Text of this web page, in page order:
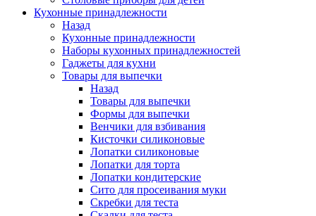
Кухонные принадлежности
Назад
Кухонные принадлежности
Наборы кухонных принадлежностей
Гаджеты для кухни
Товары для выпечки
Назад
Товары для выпечки
Формы для выпечки
Венчики для взбивания
Кисточки силиконовые
Лопатки силиконовые
Лопатки для торта
Лопатки кондитерские
Сито для просеивания муки
Скребки для теста